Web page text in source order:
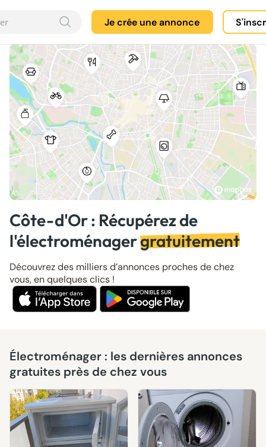
Je crée une annonce
Côte-d'Or : Récupérez de
l'électroménagergratuitement
Découvrez des milliers d’annonces proches de chez
vous, en quelques clics !
Électroménager : les dernières annonces
gratuites près de chez vous